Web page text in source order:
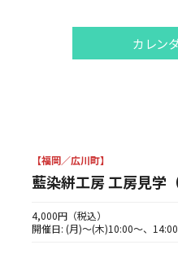
カレン
【福岡／広川町】
藍染絣工房 工房見学
4,000円（税込）
開催日: (月)〜(木)10:00〜、
会社案内
© UNA Laboratories